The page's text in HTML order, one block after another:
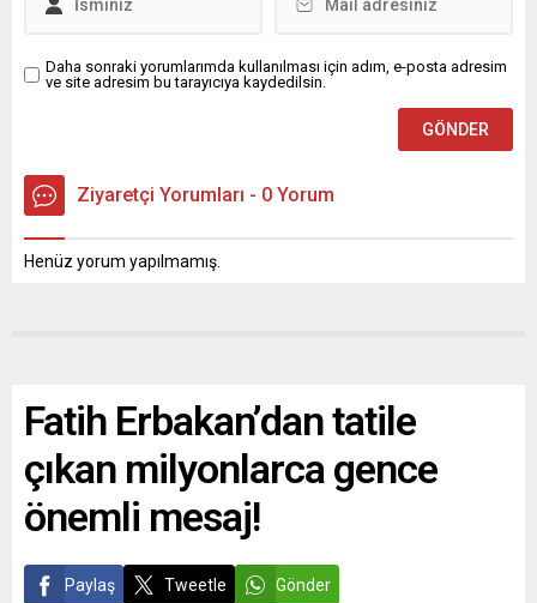
Daha sonraki yorumlarımda kullanılması için adım, e-posta adresim
ve site adresim bu tarayıcıya kaydedilsin.
Ziyaretçi Yorumları - 0 Yorum
Henüz yorum yapılmamış.
Fatih Erbakan’dan tatile
çıkan milyonlarca gence
önemli mesaj!
Paylaş Tweetle Gönder